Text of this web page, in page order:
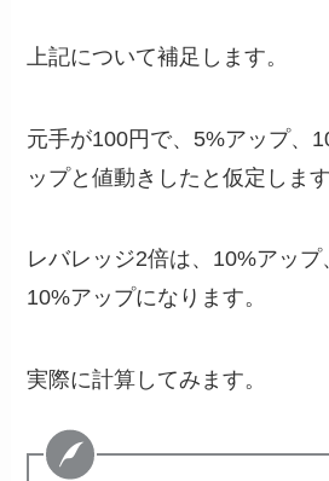
上記について補足します。
元手が100円で、5%アップ、
ップと値動きしたと仮定します
レバレッジ2倍は、10%アップ
10%アップになります。
実際に計算してみます。